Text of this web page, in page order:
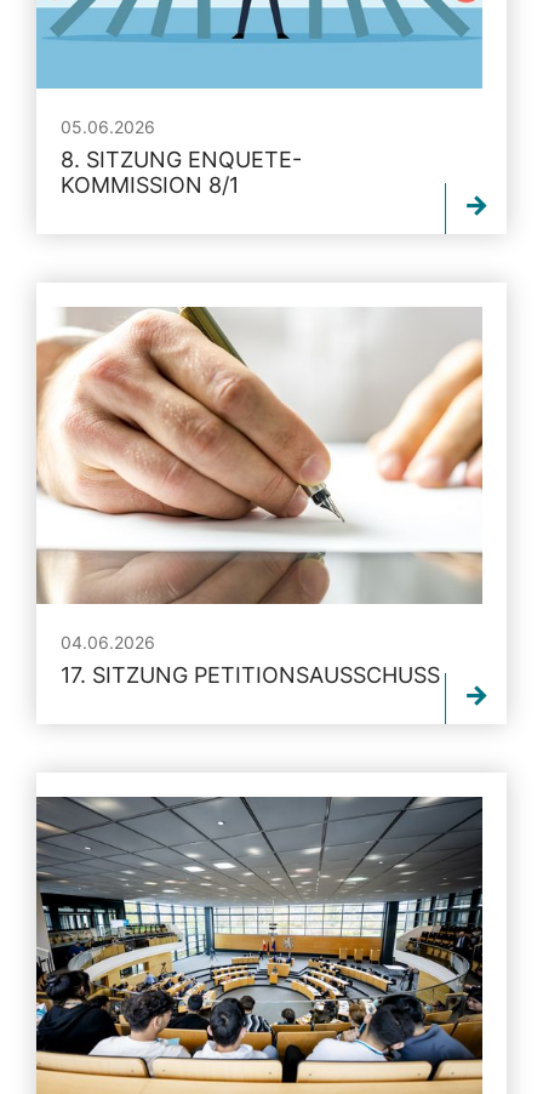
05.06.2026
8. SITZUNG ENQUETE-
KOMMISSION 8/1
04.06.2026
17. SITZUNG PETITIONSAUSSCHUSS